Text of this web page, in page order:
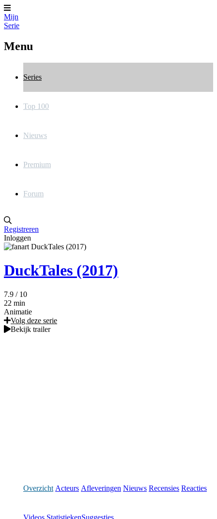
Mijn
Serie
Menu
Series
Top 100
Nieuws
Premium
Forum
Registreren
Inloggen
DuckTales (2017)
7.9 / 10
22 min
Animatie
Volg deze serie
Bekijk trailer
Overzicht Acteurs Afleveringen Nieuws Recensies Reacties
Videos StatistiekenSuggesties